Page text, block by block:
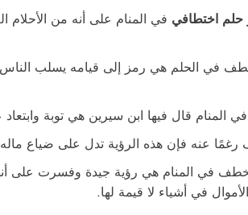
حلم اختطافي في المنام على أنه من الأحلام
في الحلم هي رمز إلى قيامه يسلب
المنام قال فيها ابن سيرين هي توبة
رغمًا عنه فإن هذه الرؤية تدل على ضياع
في المنام هي رؤية جيدة وفسرت على
في أشياء لا قيمة لها.